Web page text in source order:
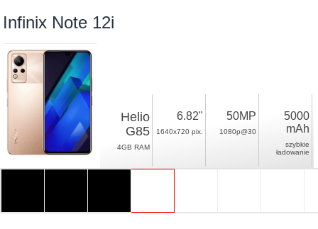
Infinix Note 12i
Helio
G85
4GB RAM
6.82"
1640x720 pix.
50MP
1080p@30
5000
mAh
szybkie
ładowanie